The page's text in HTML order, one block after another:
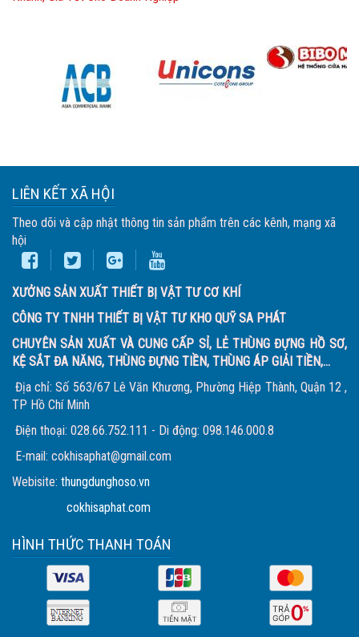
LIÊN KẾT XÃ HỘI
Theo dõi và cập nhật thông tin sản phẩm trên các kênh, mạng xã
hội
XƯỞNG SẢN XUẤT THIẾT BỊ VẬT TƯ CƠ KHÍ
CÔNG TY TNHH THIẾT BỊ VẬT TƯ KHO QUỸ SA PHÁT
CHUYÊN SẢN XUẤT VÀ CUNG CẤP SỈ, LẺ THÙNG ĐỰNG HỒ SƠ,
KỆ SẮT ĐA NĂNG, THÙNG ĐỰNG TIỀN, THÙNG ÁP GIẢI TIỀN,...
Địa chỉ: Số 563/67 Lê Văn Khương, Phường Hiệp Thành, Quận 12 ,
TP Hồ Chí Minh
Điện thoại: 028.66.752.111 - Di động: 098.146.000.8
E-mail: cokhisaphat@gmail.com
Webisite: thungdunghoso.vn
cokhisaphat.com
HÌNH THỨC THANH TOÁN